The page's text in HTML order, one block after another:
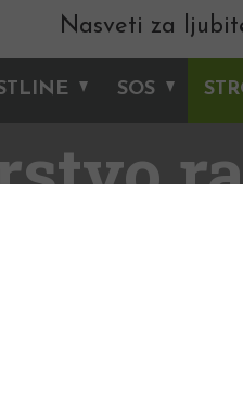
Nasveti za
SOS
je v obliki
sredstva v
z višino